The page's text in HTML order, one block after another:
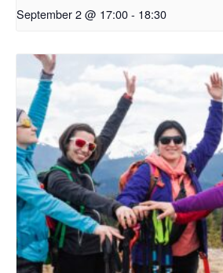
September 2 @ 17:00- 18:30